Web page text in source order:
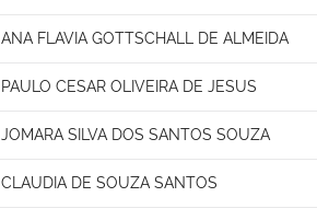
ANA FLAVIA GOTTSCHALL DE ALMEIDA
PAULO CESAR OLIVEIRA DE JESUS
JOMARA SILVA DOS SANTOS SOUZA
CLAUDIA DE SOUZA SANTOS